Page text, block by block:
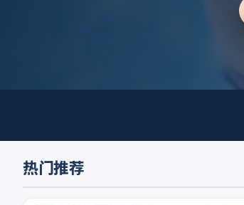
热门推荐